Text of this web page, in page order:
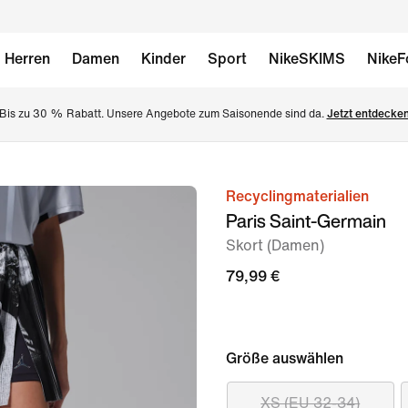
Herren Damen Kinder Sport NikeSKIMS
zu 30 % Rabatt. Unsere Angebote zum Saisonende sind da. Jetzt
Bild 1Recyclingmaterialien
Paris Saint-Germain
Skort (Damen)
79,99 €
Größe auswählen
XS (EU 32-34)